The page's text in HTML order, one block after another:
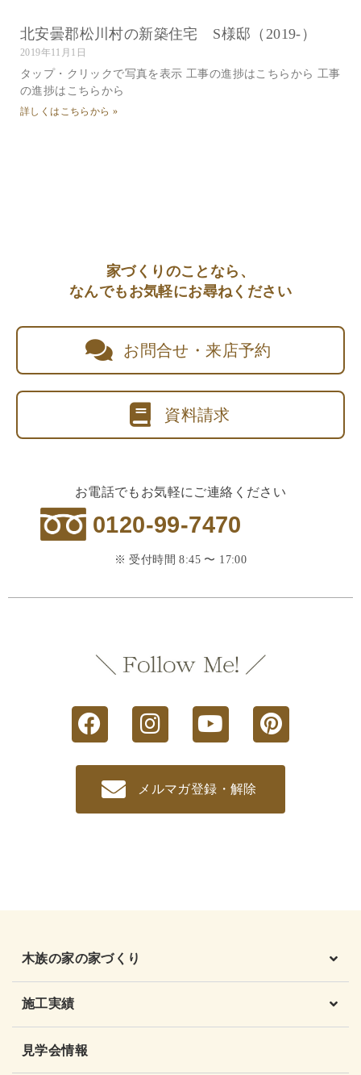
北安曇郡松川村の新築住宅 S様邸（2019-）
2019年11月1日
タップ・クリックで写真を表示 工事の進捗はこちらから 工事
の進捗はこちらから
詳しくはこちらから »
家づくりのことなら、
なんでもお気軽にお尋ねください
お問合せ・来店予約
資料請求
お電話でもお気軽にご連絡ください
0120-99-7470
※ 受付時間 8:45 〜 17:00
メルマガ登録・解除
木族の家の家づくり
施工実績
見学会情報